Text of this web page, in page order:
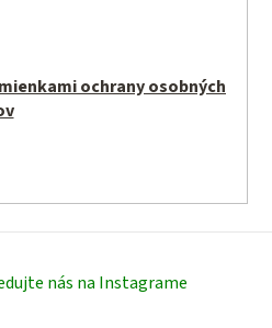
ochrany osobných
nás na Instagrame